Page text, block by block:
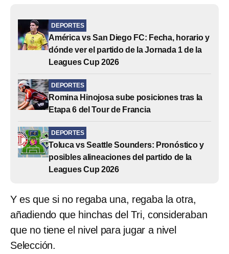
DEPORTES
América vs San Diego FC: Fecha, horario y
dónde ver el partido de la Jornada 1 de la
Leagues Cup 2026
DEPORTES
Romina Hinojosa sube posiciones tras la
Etapa 6 del Tour de Francia
DEPORTES
Toluca vs Seattle Sounders: Pronóstico y
posibles alineaciones del partido de la
Leagues Cup 2026
Y es que si no regaba una, regaba la otra,
añadiendo que hinchas del Tri, consideraban
que no tiene el nivel para jugar a nivel
Selección.